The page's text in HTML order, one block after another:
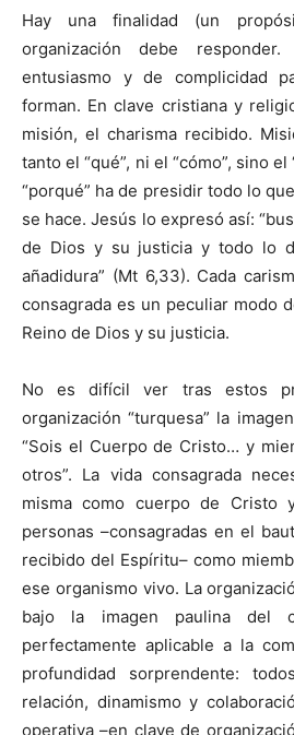
Hay una finalidad (un
organización debe
entusiasmo y de complicidad
forman. En clave cristiana y
misión, el charisma recibido.
tanto el “qué”, ni el “cómo”, sino
“porqué” ha de presidir todo lo
se hace. Jesús lo expresó así:
de Dios y su justicia y todo lo
añadidura” (Mt 6,33). Cada
consagrada es un peculiar modo
Reino de Dios y su justicia.
No es difícil ver tras estos
organización “turquesa” la
“Sois el Cuerpo de Cristo… y
otros”. La vida consagrada
misma como cuerpo de Cristo
personas –consagradas en el
recibido del Espíritu– como
ese organismo vivo. La
bajo la imagen paulina del
perfectamente aplicable a la
profundidad sorprendente:
relación, dinamismo y
operativa –en clave de